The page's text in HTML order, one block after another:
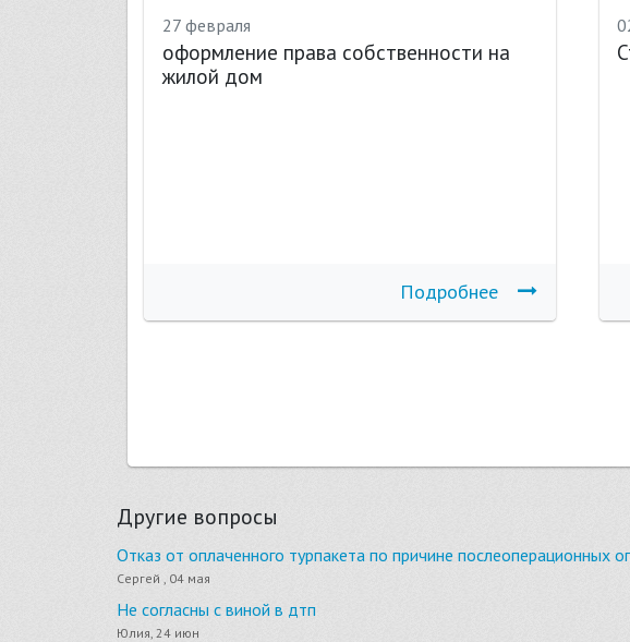
27 февраля
оформление права собственности на
жилой дом
Подробнее
Другие вопросы
Отказ от оплаченного турпакета по причине послеоперационных
Сергей , 04 мая
Не согласны с виной в дтп
Юлия, 24 июн